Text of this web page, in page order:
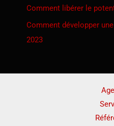
Comment libérer le
Comment développer
2023